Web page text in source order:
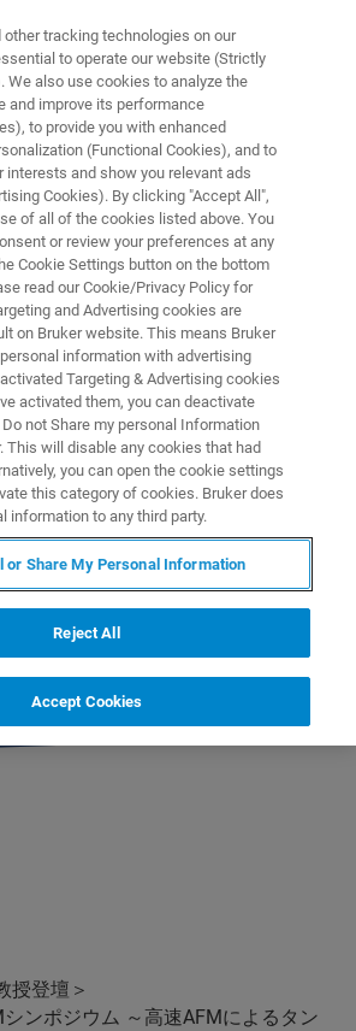
速AFMシンポジウ
によるタンパク質
観察～
ンナノ表面計測事業部では、
のオピニオンリーダーの研究
きし「【第二回】高速AFMオ
ジウム～高速AFMによる蛋白
察～」を開催致します。本シ
、高速AFMの発祥の地である
師をお招きし、最新技術、観
最近のバイオ応用研究につい
ます。 今回はライブ配信の
ります。是非皆様のご参加を
待ちしております。
授登壇＞
シンポジウム ～高速AFMによるタン
tracking technologies on our
to operate our website (Strictly
We also use cookies to analyze the
and improve its performance
to provide you with enhanced
(Functional Cookies), and to
interests and show you relevant ads
Cookies). By clicking "Accept All",
of all of the cookies listed above. You
or review your preferences at any
Cookie Settings button on the bottom
read our Cookie/Privacy Policy for
and Advertising cookies are
on Bruker website. This means Bruker
information with advertising
Targeting & Advertising cookies
activated them, you can deactivate
not Share my personal Information
This will disable any cookies that had
you can open the cookie settings
this category of cookies. Bruker does
information to any third party.
or Share My Personal Information
Reject All
Accept Cookies